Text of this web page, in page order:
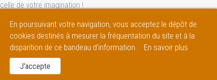
En poursuivant votre navigation, vous acceptez le dépôt de
cookies destinés à mesurer la fréquentation du site et à la
disparition de ce bandeau d'information.
En savoir plus
J'accepte
celle de votre imagination !
2018 © BAIMA 4 AGENCEMENT - 162 Avenue Gambetta - 73800
Montmélian - Tous droits réservés -